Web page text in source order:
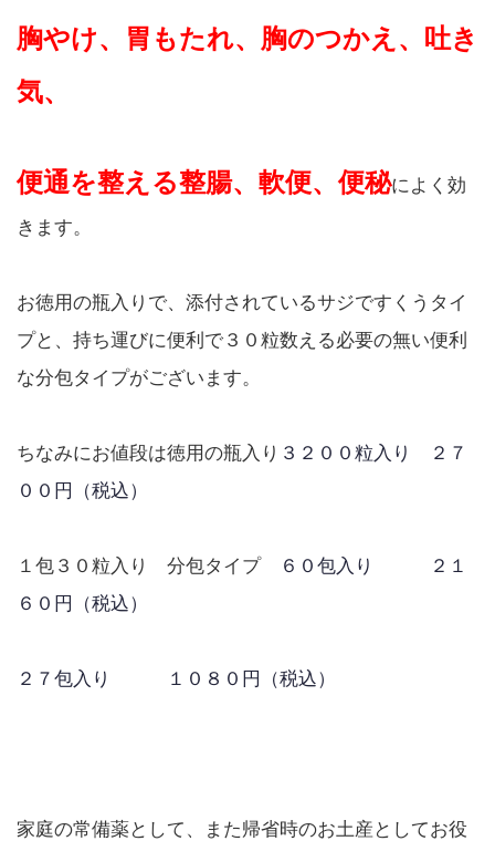
胸やけ、胃もたれ、胸のつかえ、吐き
気、
便通を整える整腸、軟便、便秘によく効
きます。
お徳用の瓶入りで、添付されているサジですくうタイ
プと、持ち運びに便利で３０粒数える必要の無い便利
な分包タイプがございます。
ちなみにお値段は徳用の瓶入り ３２００粒入り ２７
００円（税込）
１包３０粒入り 分包タイプ
６０包入り ２１
６０円（税込）
２７包入り １０８０円（税込）
家庭の常備薬として、また帰省時のお土産としてお役